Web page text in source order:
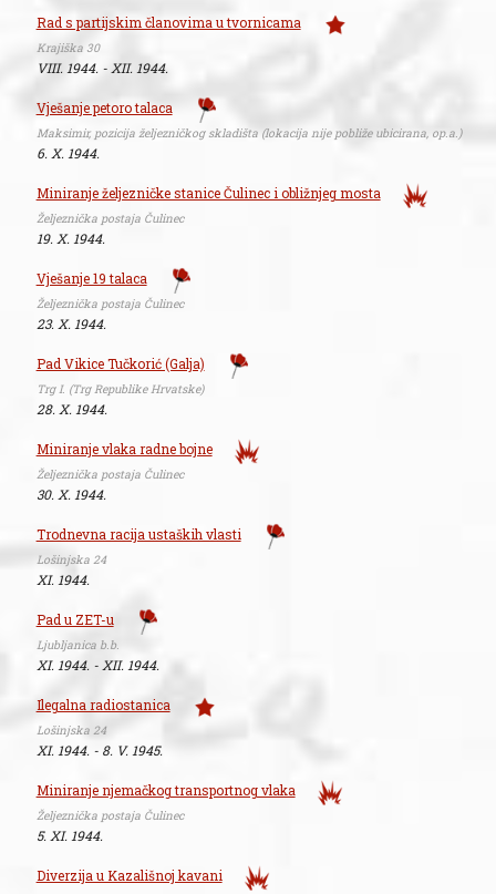
Rad s partijskim članovima u tvornicama
Krajiška 30
VIII. 1944. - XII. 1944.
Vješanje petoro talaca
Maksimir, pozicija željezničkog skladišta (lokacija nije pobliže ubicirana, op.a.)
6. X. 1944.
Miniranje željezničke stanice Čulinec i obližnjeg mosta
Željeznička postaja Čulinec
19. X. 1944.
Vješanje 19 talaca
Željeznička postaja Čulinec
23. X. 1944.
Pad Vikice Tučkorić (Galja)
Trg I. (Trg Republike Hrvatske)
28. X. 1944.
Miniranje vlaka radne bojne
Željeznička postaja Čulinec
30. X. 1944.
Trodnevna racija ustaških vlasti
Lošinjska 24
XI. 1944.
Pad u ZET-u
Ljubljanica b.b.
XI. 1944. - XII. 1944.
Ilegalna radiostanica
Lošinjska 24
XI. 1944. - 8. V. 1945.
Miniranje njemačkog transportnog vlaka
Željeznička postaja Čulinec
5. XI. 1944.
Diverzija u Kazališnoj kavani